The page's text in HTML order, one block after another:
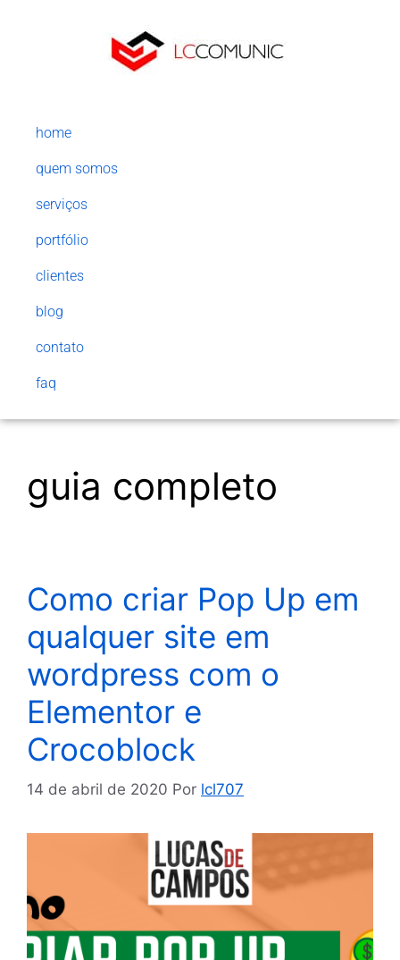
home
quem somos
serviços
portfólio
clientes
blog
contato
faq
guia completo
Como criar Pop Up em
qualquer site em
wordpress com o
Elementor e
Crocoblock
14 de abril de 2020 Por lcl707